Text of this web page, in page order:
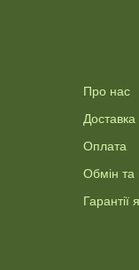
Про нас
Доставка
Оплата
Обмін та
Гарантії